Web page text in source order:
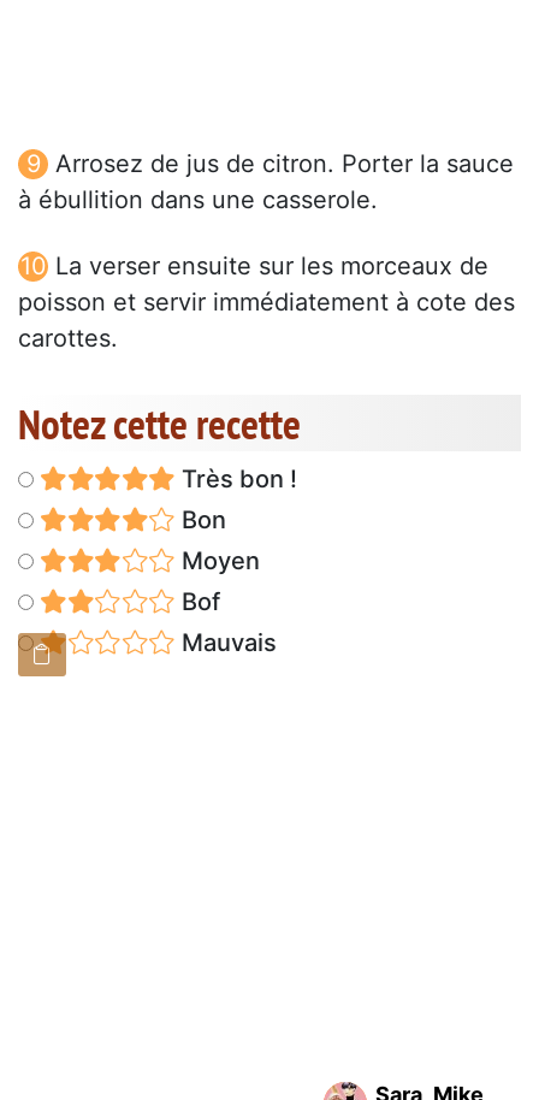
Arrosez de jus de citron. Porter la sauce
à ébullition dans une casserole.
La verser ensuite sur les morceaux de
poisson et servir immédiatement à cote des
carottes.
Notez cette recette
Très bon !
Bon
Moyen
Bof
Mauvais